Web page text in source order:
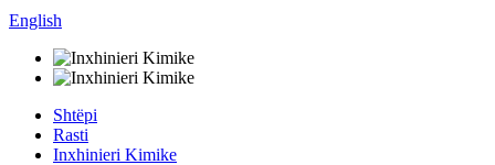
English
Shtëpi
Rasti
Inxhinieri Kimike